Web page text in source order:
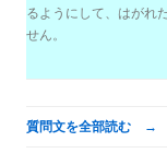
るようにして、はがれ
せん。
質問文を全部読む →